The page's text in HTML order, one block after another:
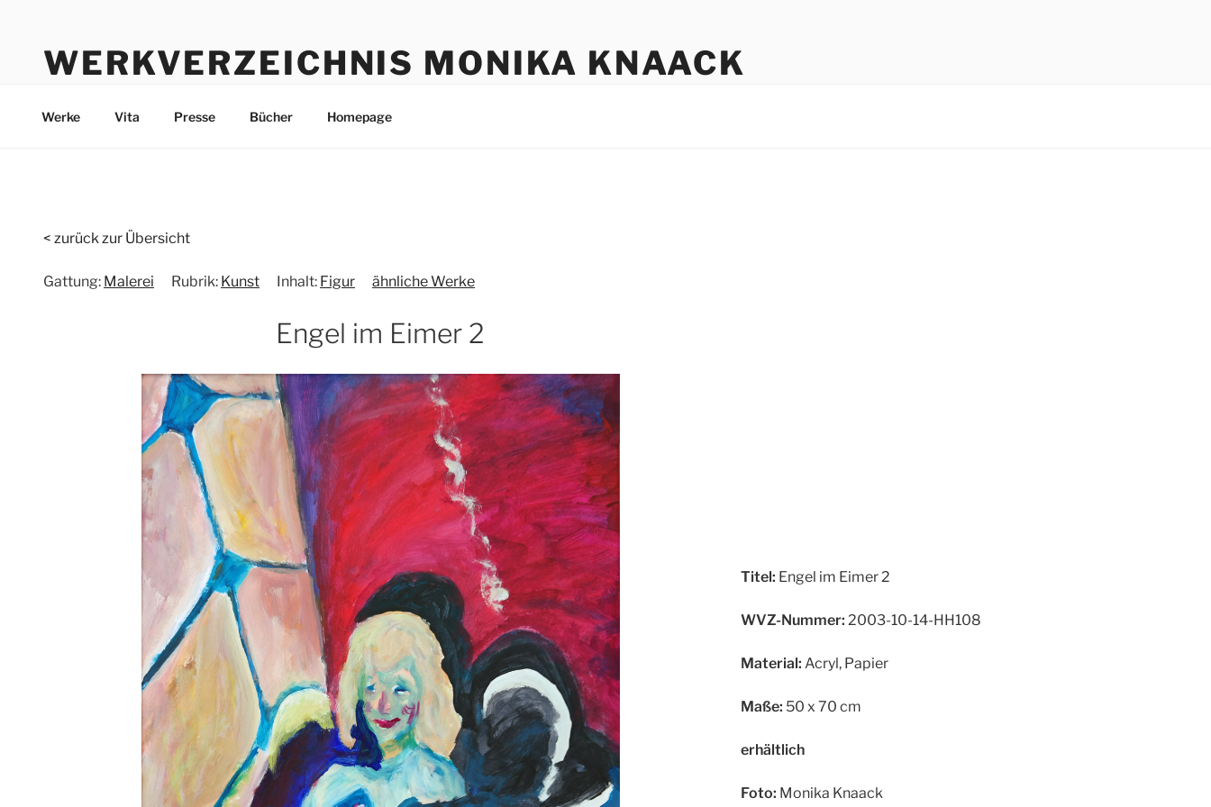
springenWERKVERZEICHNIS MONIKA KNAACK
Werke Vita Presse Bücher Homepage
< zurück zur Übersicht
Gattung: Malerei Rubrik: Kunst Inhalt: Figur ähnliche Werke
Engel im Eimer 2
Titel: Engel im Eimer 2
WVZ-Nummer: 2003-10-14-HH108
Material: Acryl, Papier
Maße: 50 x 70 cm
erhältlich
Foto: Monika Knaack